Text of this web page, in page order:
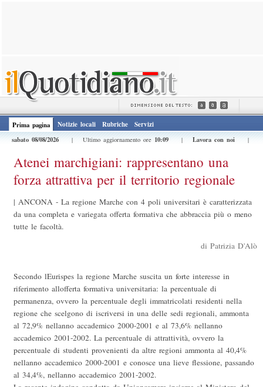
Prima pagina Notizie locali Rubriche
Servizi
sabato 08/08/2026
| Ultimo aggiornamento ore 10:09 | Lavora con noi |
Atenei marchigiani: rappresentano una
forza attrattiva per il territorio regionale
| ANCONA - La regione Marche con 4 poli universitari è caratterizzata
da una completa e variegata offerta formativa che abbraccia più o meno
tutte le facoltà.
di Patrizia D'Alò
Secondo lEurispes la regione Marche suscita un forte interesse in
riferimento allofferta formativa universitaria: la percentuale di
permanenza, ovvero la percentuale degli immatricolati residenti nella
regione che scelgono di iscriversi in una delle sedi regionali, ammonta
al 72,9% nellanno accademico 2000-2001 e al 73,6% nellanno
accademico 2001-2002. La percentuale di attrattività, ovvero la
percentuale di studenti provenienti da altre regioni ammonta al 40,4%
nellanno accademico 2000-2001 e conosce una lieve flessione, passando
al 34,4%, nellanno accademico 2001-2002.